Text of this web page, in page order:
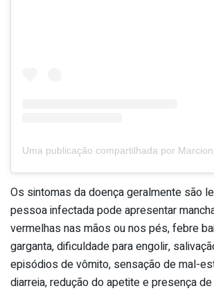
Os sintomas da doença geralmente são
pessoa infectada pode apresentar
vermelhas nas mãos ou nos pés, febre
garganta, dificuldade para engolir,
episódios de vômito, sensação de mal-
diarreia, redução do apetite e presença